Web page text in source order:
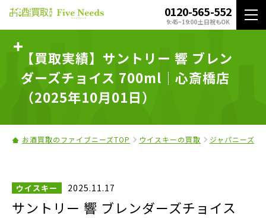
0120-565-552
9:45~19:00 土日祝もOK
【買取実績】サントリー 響 ブレン
ダーズチョイス 700ml｜心斎橋店
（2025年10月01日）
お酒買取のファイブニーズTOP ウイスキーの買取 ジャパニーズ
ウイスキー 2025.11.17
サントリー 響 ブレンダーズチョイス